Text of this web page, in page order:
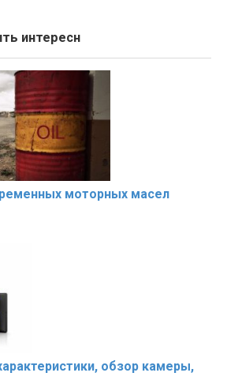
интересн
моторных масел
обзор камеры,